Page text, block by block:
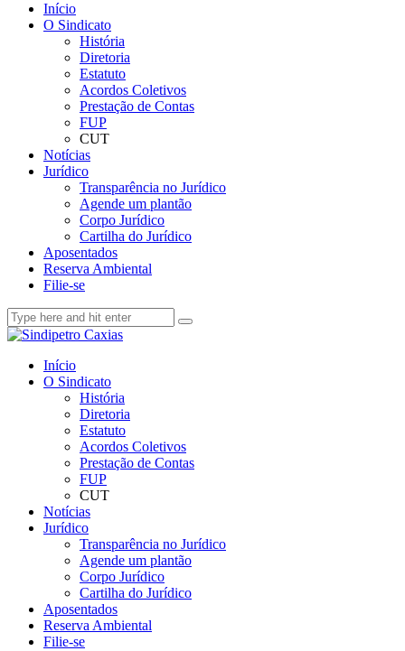
Início
O Sindicato
História
Diretoria
Estatuto
Acordos Coletivos
Prestação de Contas
FUP
CUT
Notícias
Jurídico
Transparência no Jurídico
Agende um plantão
Corpo Jurídico
Cartilha do Jurídico
Aposentados
Reserva Ambiental
Filie-se
Início
O Sindicato
História
Diretoria
Estatuto
Acordos Coletivos
Prestação de Contas
FUP
CUT
Notícias
Jurídico
Transparência no Jurídico
Agende um plantão
Corpo Jurídico
Cartilha do Jurídico
Aposentados
Reserva Ambiental
Filie-se